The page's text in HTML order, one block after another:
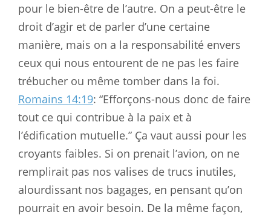
pour le bien-être de l’autre. On a peut-être le
droit d’agir et de parler d’une certaine
manière, mais on a la responsabilité envers
ceux qui nous entourent de ne pas les faire
trébucher ou même tomber dans la foi.
Romains 14:19: “Efforçons-nous donc de faire
tout ce qui contribue à la paix et à
l’édification mutuelle.” Ça vaut aussi pour les
croyants faibles. Si on prenait l’avion, on ne
remplirait pas nos valises de trucs inutiles,
alourdissant nos bagages, en pensant qu’on
pourrait en avoir besoin. De la même façon,